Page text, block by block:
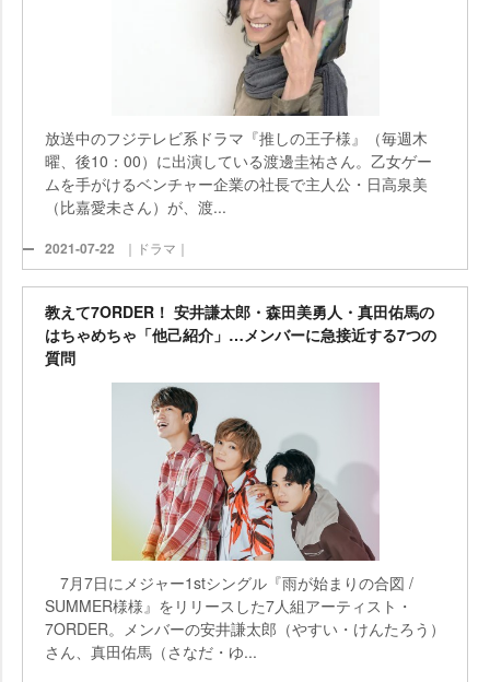
放送中のフジテレビ系ドラマ『推しの王子様』（毎週木
曜、後10：00）に出演している渡邊圭祐さん。乙女ゲー
ムを手がけるベンチャー企業の社長で主人公・日高泉美
（比嘉愛未さん）が、渡...
2021-07-22 ｜ドラマ｜
教えて7ORDER！ 安井謙太郎・森田美勇人・真田佑馬の
はちゃめちゃ「他己紹介」…メンバーに急接近する7つの
質問
7月7日にメジャー1stシングル『雨が始まりの合図 /
SUMMER様様』をリリースした7人組アーティスト・
7ORDER。メンバーの安井謙太郎（やすい・けんたろう）
さん、真田佑馬（さなだ・ゆ...